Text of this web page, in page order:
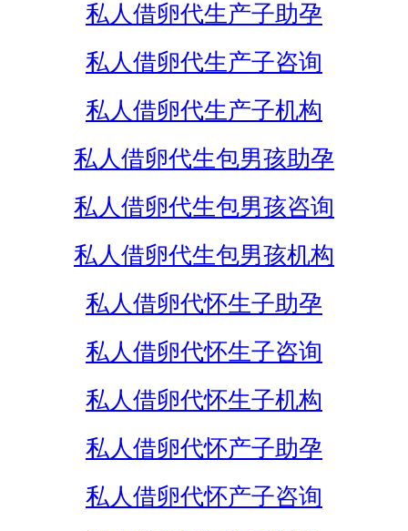
私人借卵代生产子助孕
私人借卵代生产子咨询
私人借卵代生产子机构
私人借卵代生包男孩助孕
私人借卵代生包男孩咨询
私人借卵代生包男孩机构
私人借卵代怀生子助孕
私人借卵代怀生子咨询
私人借卵代怀生子机构
私人借卵代怀产子助孕
私人借卵代怀产子咨询